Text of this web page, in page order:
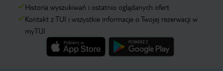
Historia wyszukiwań i ostatnio oglądanych ofert
Kontakt z TUI i wszystkie informacje o Twojej rezerwacji w
myTUI